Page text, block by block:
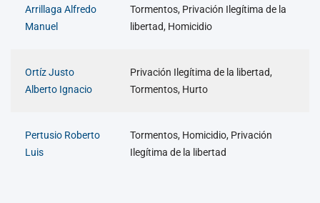
Arrillaga Alfredo
Manuel
Tormentos, Privación Ilegítima de la
libertad, Homicidio
Ortíz Justo
Alberto Ignacio
Privación Ilegítima de la libertad,
Tormentos, Hurto
Pertusio Roberto
Luis
Tormentos, Homicidio, Privación
Ilegítima de la libertad